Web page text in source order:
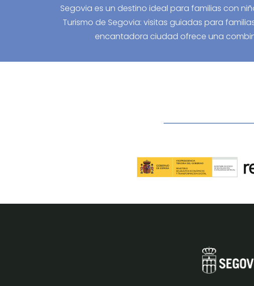
Segovia es un destino ideal para familias con
Turismo de Segovia: visitas guiadas para
encantadora ciudad ofrece una